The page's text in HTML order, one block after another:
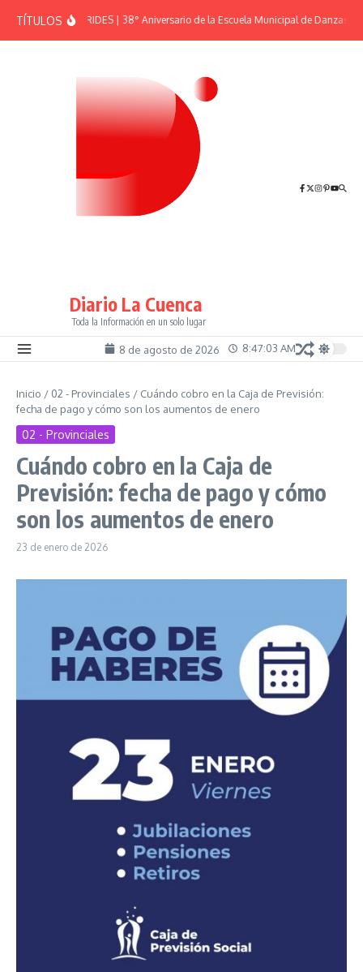
TÍTULOSEFEMÉRIDES | 38° Aniversario de la Escuela Municipal de Danzas “El
Diario La Cuenca
Toda la Información en un solo lugar
8 de agosto de 2026 8:47:04 AM
Inicio / 02 - Provinciales / Cuándo cobro en la Caja de Previsión:
fecha de pago y cómo son los aumentos de enero
02 - Provinciales
Cuándo cobro en la Caja de
Previsión: fecha de pago y cómo
son los aumentos de enero
23 de enero de 2026